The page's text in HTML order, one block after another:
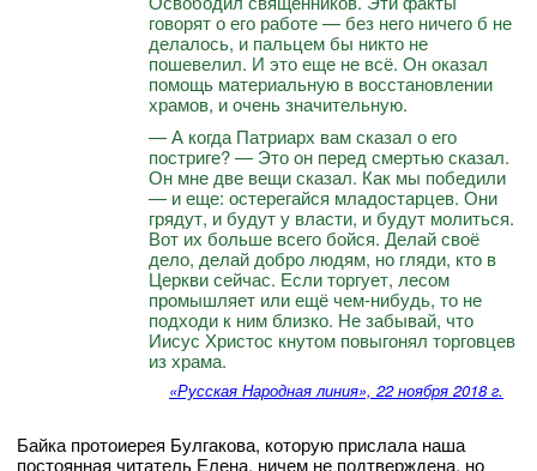
говорят о его работе — без него ничего б не
делалось, и пальцем бы никто не
пошевелил. И это еще не всё. Он оказал
помощь материальную в восстановлении
храмов, и очень значительную.
— А когда Патриарх вам сказал о его
постриге? — Это он перед смертью сказал.
Он мне две вещи сказал. Как мы победили
— и еще: остерегайся младостарцев. Они
грядут, и будут у власти, и будут молиться.
Вот их больше всего бойся. Делай своё
дело, делай добро людям, но гляди, кто в
Церкви сейчас. Если торгует, лесом
промышляет или ещё чем-нибудь, то не
подходи к ним близко. Не забывай, что
Иисус Христос кнутом повыгонял торговцев
из храма.
«Русская Народная линия», 22 ноября 2018 г.
Байка протоиерея Булгакова, которую прислала наша
постоянная читатель Елена, ничем не подтверждена, но